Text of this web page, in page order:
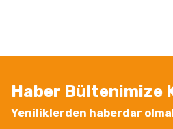
Ürün bilgilerinde hatalar bulunuyor.
Bu ürüne benzer farklı alternatifler
Haber Bültenimize
Yeniliklerden haberdar